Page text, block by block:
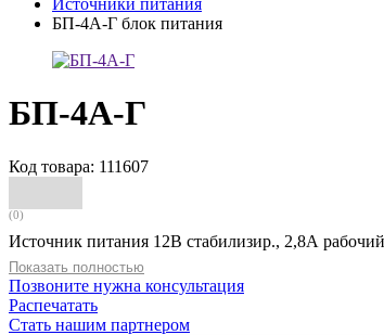
БП-4А-Г блок питания
БП-4А-Г
Код товара: 111607
(0)
Источник питания 12В стабилизир., 2,8А
Показать полностью
Позвоните нужна консультация
Распечатать
Стать нашим партнером